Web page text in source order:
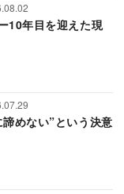
10年目を迎えた現
めない”という決意